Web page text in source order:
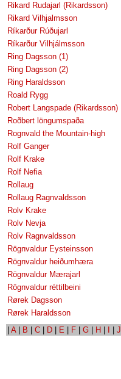
Rikard Rudajarl (Rikardsson)
Rikard Vilhjalmsson
Ríkarður Rúðujarl
Ríkarður Vilhjálmsson
Ring Dagsson (1)
Ring Dagsson (2)
Ring Haraldsson
Roald Rygg
Robert Langspade (Rikardsson)
Roðbert löngumspaða
Rognvald the Mountain-high
Rolf Ganger
Rolf Krake
Rolf Nefia
Rollaug
Rollaug Ragnvaldsson
Rolv Krake
Rolv Nevja
Rolv Ragnvaldsson
Rögnvaldur Eysteinsson
Rögnvaldur heiðumhæra
Rögnvaldur Mærajarl
Rögnvaldur réttilbeini
Rørek Dagsson
Rørek Haraldsson
A B C D E F G H J